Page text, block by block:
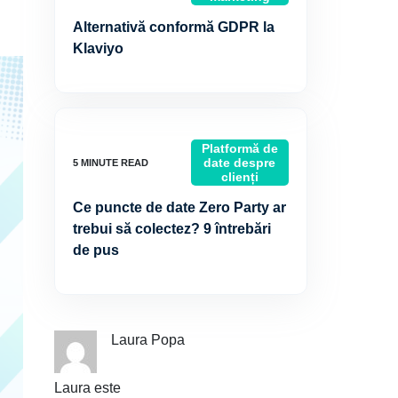
Alternativă conformă GDPR la
Klaviyo
Platformă de
date despre
clienți
Ce puncte de date Zero Party ar
trebui să colectez? 9 întrebări
de pus
Laura Popa
Laura este